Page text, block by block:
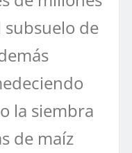
de
la siembra
de maíz